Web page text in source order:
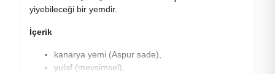
yiyebileceği bir yemdir.
İçerik
kanarya yemi (Aspur sade),
yulaf (mevsimsel),